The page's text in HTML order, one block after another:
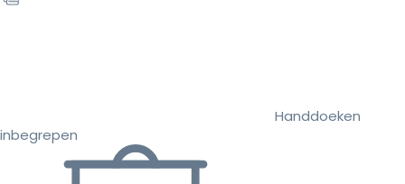
Handdoeken
inbegrepen